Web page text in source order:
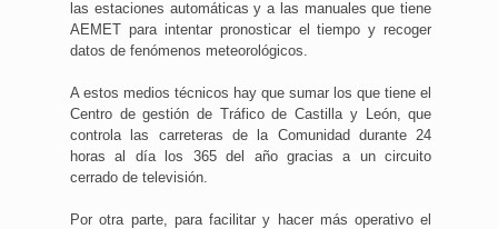
las estaciones automáticas y a las manuales que tiene
AEMET para intentar pronosticar el tiempo y recoger
datos de fenómenos meteorológicos.
A estos medios técnicos hay que sumar los que tiene el
Centro de gestión de Tráfico de Castilla y León, que
controla las carreteras de la Comunidad durante 24
horas al día los 365 del año gracias a un circuito
cerrado de televisión.
Por otra parte, para facilitar y hacer más operativo el